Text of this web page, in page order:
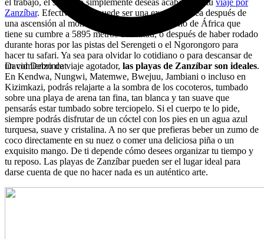
David Debrincat
Zanzíbar. Efectivamente puede ser una excelente idea después de
una ascensión al monte Kilimanjaro, mítico techo de África que
tiene su cumbre a 5895 metros de altitud, o después de haber rodado
durante horas por las pistas del Serengeti o el Ngorongoro para
hacer tu safari. Ya sea para olvidar lo cotidiano o para descansar de
un comienzo de viaje agotador, las playas de Zanzíbar son ideales.
En Kendwa, Nungwi, Matemwe, Bwejuu, Jambiani o incluso en
Kizimkazi, podrás relajarte a la sombra de los cocoteros, tumbado
sobre una playa de arena tan fina, tan blanca y tan suave que
pensarás estar tumbado sobre terciopelo. Si el cuerpo te lo pide,
siempre podrás disfrutar de un cóctel con los pies en un agua azul
turquesa, suave y cristalina. A no ser que prefieras beber un zumo de
coco directamente en su nuez o comer una deliciosa piña o un
exquisito mango. De ti depende cómo desees organizar tu tiempo y
tu reposo. Las playas de Zanzíbar pueden ser el lugar ideal para
darse cuenta de que no hacer nada es un auténtico arte.